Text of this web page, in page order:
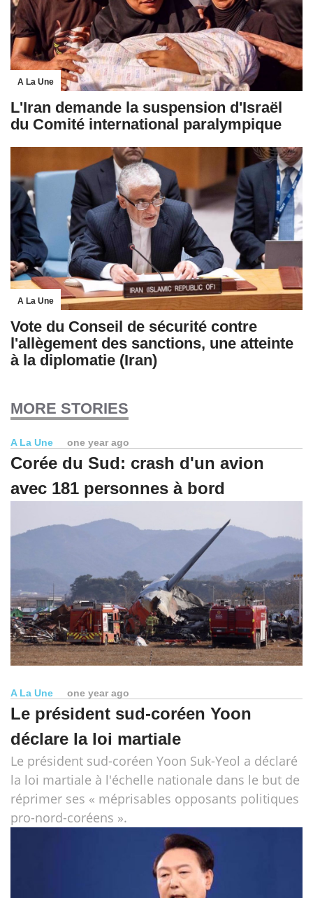
A La Une
L'Iran demande la suspension d'Israël
du Comité international paralympique
A La Une
Vote du Conseil de sécurité contre
l'allègement des sanctions, une atteinte
à la diplomatie (Iran)
MORE STORIES
A La Une one year ago
Corée du Sud: crash d'un avion
avec 181 personnes à bord
A La Une one year ago
Le président sud-coréen Yoon
déclare la loi martiale
Le président sud-coréen Yoon Suk-Yeol a déclaré
la loi martiale à l'échelle nationale dans le but de
réprimer ses « méprisables opposants politiques
pro-nord-coréens ».